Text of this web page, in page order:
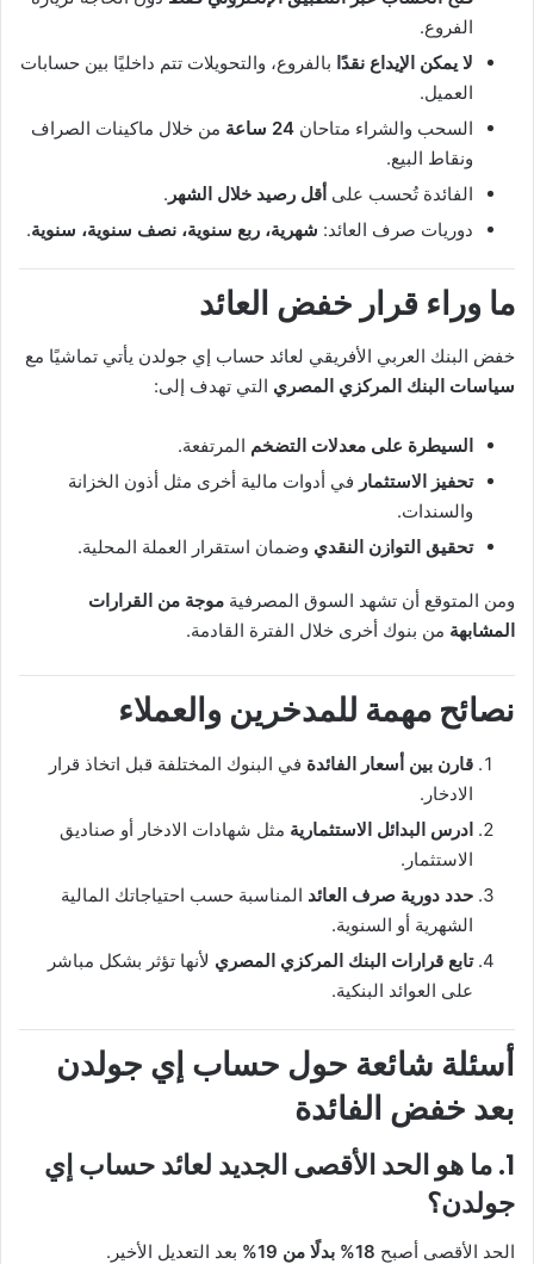
الفروع.
لا يمكن الإيداع نقدًا بالفروع، والتحويلات تتم داخليًا بين حسابات
العميل.
السحب والشراء متاحان 24 ساعة
من خلال ماكينات الصراف
ونقاط البيع.
الفائدة تُحسب على أقل رصيد خلال الشهر .
دوريات صرف العائد: شهرية، ربع سنوية، نصف سنوية، سنوية.
ما وراء قرار خفض العائد
خفض البنك العربي الأفريقي لعائد حساب إي جولدن يأتي تماشيًا مع
سياسات البنك المركزي المصري التي تهدف إلى:
السيطرة على معدلات التضخم المرتفعة.
تحفيز الاستثمار في أدوات مالية أخرى مثل أذون الخزانة
والسندات.
تحقيق التوازن النقدي وضمان استقرار العملة المحلية.
ومن المتوقع أن تشهد السوق المصرفية موجة من القرارات
المشابهة من بنوك أخرى خلال الفترة القادمة.
نصائح مهمة للمدخرين والعملاء
قارن بين أسعار الفائدة في البنوك المختلفة قبل اتخاذ قرار
الادخار.
ادرس البدائل الاستثمارية مثل شهادات الادخار أو صناديق
الاستثمار.
حدد دورية صرف العائد المناسبة حسب احتياجاتك المالية
الشهرية أو السنوية.
تابع قرارات البنك المركزي المصري لأنها تؤثر بشكل مباشر
على العوائد البنكية.
أسئلة شائعة حول حساب إي جولدن
بعد خفض الفائدة
1. ما هو الحد الأقصى الجديد لعائد حساب إي
جولدن؟
الحد الأقصى أصبح 18% بدلًا من 19% بعد التعديل الأخير.